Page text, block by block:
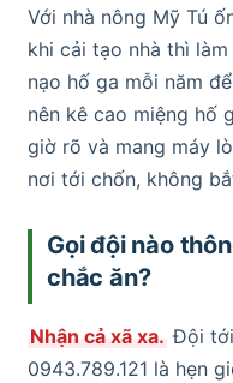
Với nhà nông Mỹ Tú
khi cải tạo nhà thì
nạo hố ga mỗi năm
nên kê cao miệng hố
giờ rõ và mang máy
nơi tới chốn, không
Gọi đội nào
chắc ăn?
Nhận cả xã xa. Đội
0943.789.121 là hẹn